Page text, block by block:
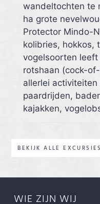
wandeltochten te
ha grote
Protector Mindo-
kolibries, hokkos,
vogelsoorten
rotshaan (cock-
allerlei
paardrijden,
kajakken,
BEKIJK ALLE
WIE ZIJN WIJ